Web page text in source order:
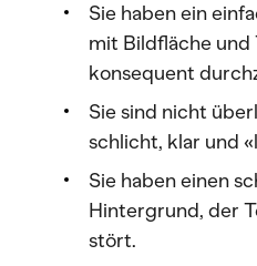
Sie haben ein
mit Bildfläche und
konsequent
Sie sind nicht
schlicht, klar und
Sie haben einen
Hintergrund, der
stört.